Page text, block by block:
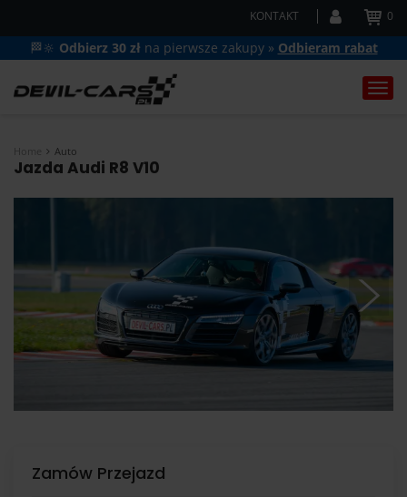
KONTAKT 0
🏁🔆 Odbierz 30 zł na pierwsze zakupy » Odbieram rabat
Home Auto
Jazda Audi R8 V10
Zamów Przejazd